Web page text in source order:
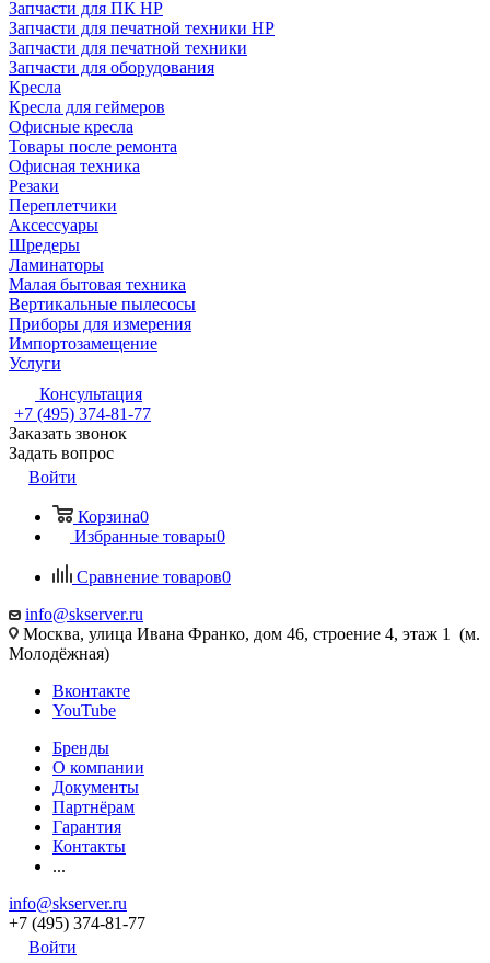
Запчасти для ПК HP
Запчасти для печатной техники HP
Запчасти для печатной техники
Запчасти для оборудования
Кресла
Кресла для геймеров
Офисные кресла
Товары после ремонта
Офисная техника
Резаки
Переплетчики
Аксессуары
Шредеры
Ламинаторы
Малая бытовая техника
Вертикальные пылесосы
Приборы для измерения
Импортозамещение
Услуги
Консультация
+7 (495) 374-81-77
Заказать звонок
Задать вопрос
Войти
Корзина0
Избранные товары0
Сравнение товаров0
info@skserver.ru
Москва, улица Ивана Франко, дом 46, строение 4, этаж 1 (м.
Молодёжная)
Вконтакте
YouTube
Бренды
О компании
Документы
Партнёрам
Гарантия
Контакты
...
info@skserver.ru
+7 (495) 374-81-77
Войти